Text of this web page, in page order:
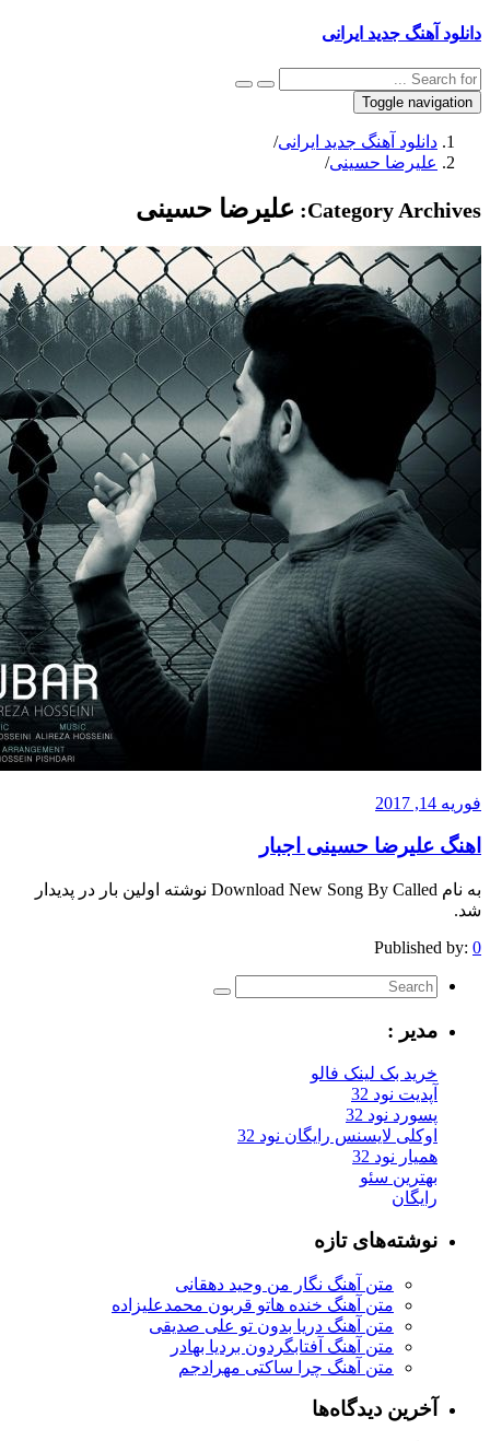
آهنگ جدید ایرانی
Toggle
دانلود آهنگ جدید ایرانی
علیرضا حسینی/
Category علیرضا حسینی
علیرضا حسینی اجبار
به نام Download New Song By Called نوشته اولین بار در پدیدار
مدیر :
خرید بک لینک فالو
آپدیت نود 32
پسورد نود 32
اوکلی لایسنس رایگان نود 32
همیار نود 32
بهترین سئو
رایگان
نوشته‌های تازه
متن آهنگ نگار من وحید دهقانی
متن آهنگ خنده هاتو قربون محمدعلیزاده
متن آهنگ دریا بدون تو علی صدیقی
متن آهنگ آفتابگردون بردیا بهادر
متن آهنگ چرا ساکتی مهرادجم
آخرین دیدگاه‌ها